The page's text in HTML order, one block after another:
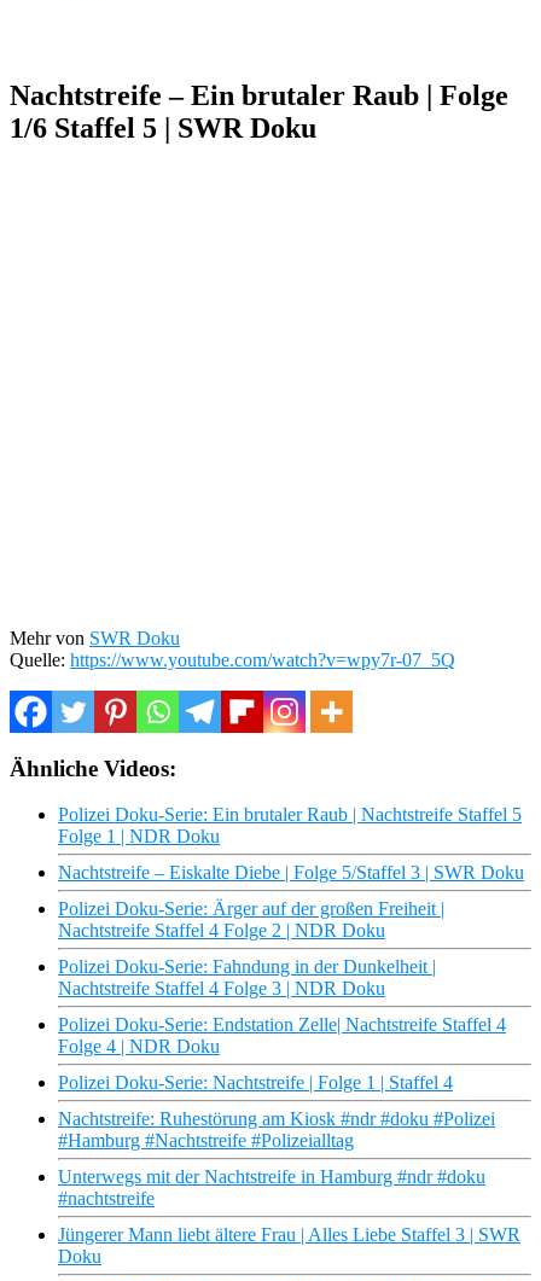
Nachtstreife – Ein brutaler Raub | Folge
1/6 Staffel 5 | SWR Doku
Mehr von SWR Doku
Quelle: https://www.youtube.com/watch?v=wpy7r-07_5Q
Ähnliche Videos:
Polizei Doku-Serie: Ein brutaler Raub | Nachtstreife Staffel 5
Folge 1 | NDR Doku
Nachtstreife – Eiskalte Diebe | Folge 5/Staffel 3 | SWR Doku
Polizei Doku-Serie: Ärger auf der großen Freiheit |
Nachtstreife Staffel 4 Folge 2 | NDR Doku
Polizei Doku-Serie: Fahndung in der Dunkelheit |
Nachtstreife Staffel 4 Folge 3 | NDR Doku
Polizei Doku-Serie: Endstation Zelle| Nachtstreife Staffel 4
Folge 4 | NDR Doku
Polizei Doku-Serie: Nachtstreife | Folge 1 | Staffel 4
Nachtstreife: Ruhestörung am Kiosk #ndr #doku #Polizei
#Hamburg #Nachtstreife #Polizeialltag
Unterwegs mit der Nachtstreife in Hamburg #ndr #doku
#nachtstreife
Jüngerer Mann liebt ältere Frau | Alles Liebe Staffel 3 | SWR
Doku